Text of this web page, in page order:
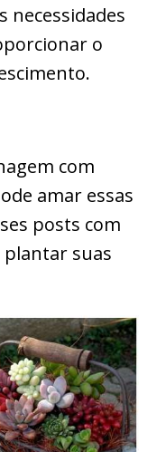
necessidades
o
com
amar essas
posts com
plantar suas